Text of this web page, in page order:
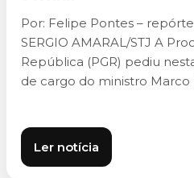
Por: Felipe Pontes –
SERGIO AMARAL/STJ A
República (PGR) pediu
de cargo do ministro Marco
Ler notícia